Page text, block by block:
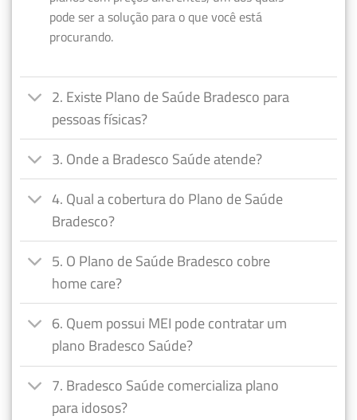
pode ser a solução para o que você está
procurando.
2. Existe Plano de Saúde Bradesco para
pessoas físicas?
3. Onde a Bradesco Saúde atende?
4. Qual a cobertura do Plano de Saúde
Bradesco?
5. O Plano de Saúde Bradesco cobre
home care?
6. Quem possui MEI pode contratar um
plano Bradesco Saúde?
7. Bradesco Saúde comercializa plano
para idosos?